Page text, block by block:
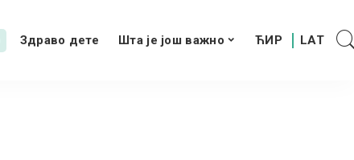
Здраво дете Шта је још важно